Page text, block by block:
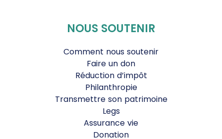
NOUS SOUTENIR
Comment nous soutenir
Faire un don
Réduction d’impôt
Philanthropie
Transmettre son patrimoine
Legs
Assurance vie
Donation